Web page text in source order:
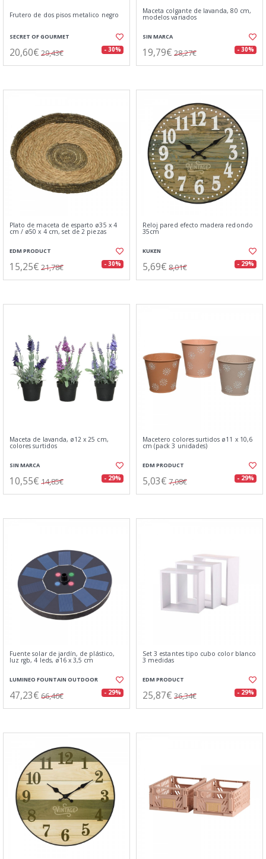
Frutero de dos pisos metalico negro
SECRET OF GOURMET
20,60€ 29,43€ - 30%
Maceta colgante de lavanda, 80 cm,
modelos variados
SIN MARCA
19,79€ 28,27€ - 30%
Plato de maceta de esparto ø35 x 4
cm / ø50 x 4 cm, set de 2 piezas
EDM PRODUCT
15,25€ 21,78€ - 30%
Reloj pared efecto madera redondo
35cm
KUKEN
5,69€ 8,01€ - 29%
Maceta de lavanda, ø12 x 25 cm,
colores surtidos
SIN MARCA
10,55€ 14,85€ - 29%
Macetero colores surtidos ø11 x 10,6
cm (pack 3 unidades)
EDM PRODUCT
5,03€ 7,08€ - 29%
Fuente solar de jardín, de plástico,
luz rgb, 4 leds, ø16 x 3,5 cm
LUMINEO FOUNTAIN OUTDOOR
47,23€ 66,46€ - 29%
Set 3 estantes tipo cubo color blanco
3 medidas
EDM PRODUCT
25,87€ 36,34€ - 29%